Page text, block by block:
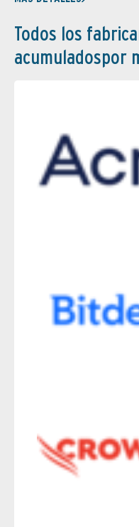
Todos los
acumuladospor